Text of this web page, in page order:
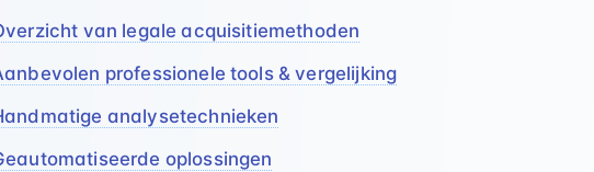
van legale acquisitiemethoden
professionele tools & vergelijking
analysetechnieken
oplossingen